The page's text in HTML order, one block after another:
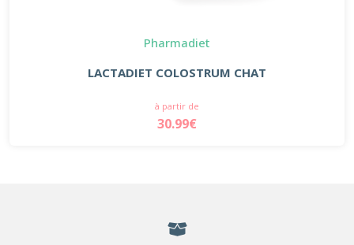
Pharmadiet
LACTADIET COLOSTRUM CHAT
à partir de
30.99€